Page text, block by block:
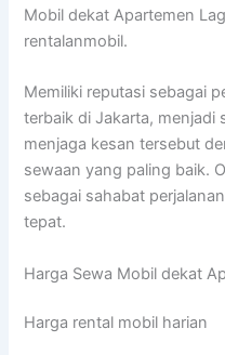
Mobil dekat Apartemen
rentalanmobil.
Memiliki reputasi sebagai
terbaik di Jakarta, menjadi
menjaga kesan tersebut
sewaan yang paling baik.
sebagai sahabat
tepat.
Harga Sewa Mobil dekat
Harga rental mobil harian